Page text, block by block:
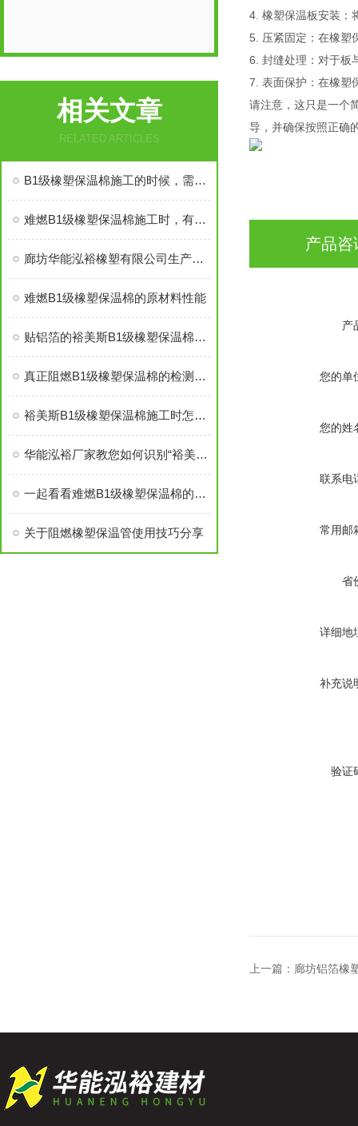
相关文章
RELATED ARTICLES
B1级橡塑保温棉施工的时候，需要注意哪些事项
难燃B1级橡塑保温棉施工时，有些事情得注意
廊坊华能泓裕橡塑有限公司生产的圣裕德B1级橡塑保温棉为什么如此受欢迎？
难燃B1级橡塑保温棉的原材料性能
贴铝箔的裕美斯B1级橡塑保温棉优点技术指标
真正阻燃B1级橡塑保温棉的检测标准及技术指标
裕美斯B1级橡塑保温棉施工时怎样选配及体积计算方法
华能泓裕厂家教您如何识别“裕美斯”牌B1级橡塑保温棉产品
一起看看难燃B1级橡塑保温棉的原材料性能
关于阻燃橡塑保温管使用技巧分享
4. 橡塑保温板安装：
5. 压紧固定：在橡塑
6. 封缝处理：对于板
7. 表面保护：在橡塑
请注意，这只是一个
导，并确保按照正确
产品咨
产
您的单
您的姓
联系电
常用邮
省
详细地
补充说
验证
上一篇： 廊坊铝箔橡